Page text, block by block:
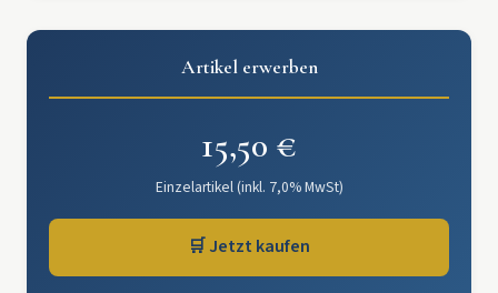
Artikel erwerben
15,50 €
Einzelartikel (inkl. 7,0% MwSt)
🛒 Jetzt kaufen